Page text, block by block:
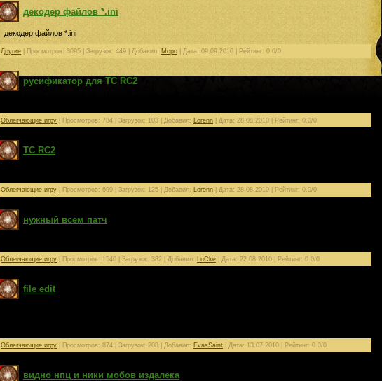
декодер файлов *.ini
декодер файлов *.ini
Другие | Просмотров: 3095 | Загрузок: 449 | Добавил: Mopo | Дата: 09.09.2010 | Рейтинг: 0.0/0
русификатор для ТС RC2
Облегчающие игру | Просмотров: 784 | Загрузок: 103 | Добавил: Lorenn | Дата: 28.08.2010 | Рейтинг: 0.0/0
ТС RC2
Облегчающие игру | Просмотров: 690 | Загрузок: 125 | Добавил: Lorenn | Дата: 28.08.2010 | Рейтинг: 0.0/0
нужный всем патч
Облегчающие игру | Просмотров: 1540 | Загрузок: 382 | Добавил: LuCke | Дата: 22.08.2010 | Рейтинг: 0.0/0
file edit
Облегчающие игру | Просмотров: 874 | Загрузок: 208 | Добавил: EvasSaint | Дата: 13.07.2010 | Рейтинг: 0.0/0
видно нпц и ники мобов издалека